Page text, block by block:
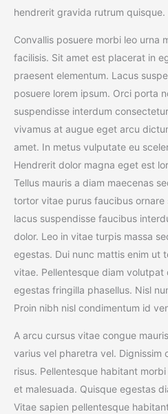
hendrerit gravida rutrum quisque.
Convallis posuere morbi leo urna
facilisis. Sit amet est placerat in
praesent elementum. Lacus
posuere lorem ipsum. Orci porta
suspendisse interdum
vivamus at augue eget arcu
amet. In metus vulputate eu
Hendrerit dolor magna eget est
Tellus mauris a diam maecenas
tortor vitae purus faucibus ornare
lacus suspendisse faucibus
dolor. Leo in vitae turpis massa
egestas. Dui nunc mattis enim ut
vitae. Pellentesque diam volutpat
egestas fringilla phasellus. Nisl
Proin nibh nisl condimentum id
A arcu cursus vitae congue
varius vel pharetra vel. Dignissim
risus. Pellentesque habitant
et malesuada. Quisque egestas
Vitae sapien pellentesque